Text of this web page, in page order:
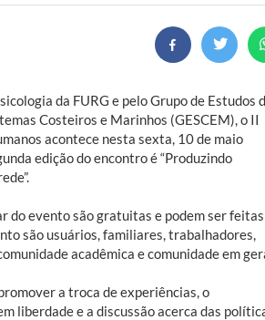
da FURG e pelo Grupo de Estudos
Costeiros e Marinhos (GESCEM), o II
acontece nesta sexta, 10 de maio
edição do encontro é “Produzindo
do evento são gratuitas e podem ser
são usuários, familiares, trabalhadores,
acadêmica e comunidade em
a troca de experiências, o
liberdade e a discussão acerca das